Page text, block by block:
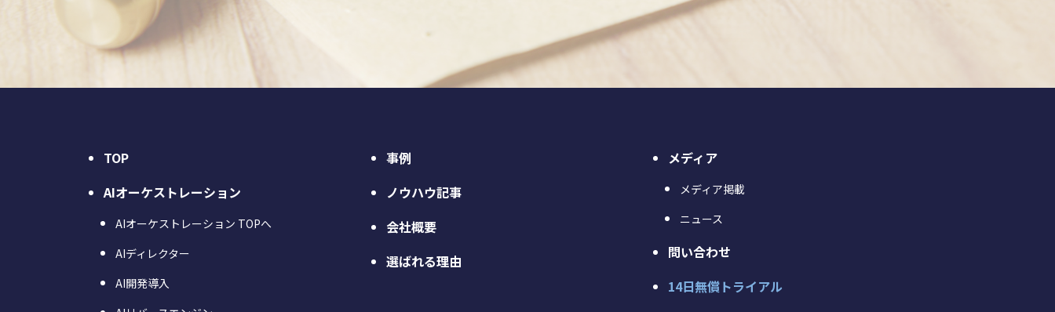
TOP
AIオーケストレーション
AIオーケストレーション TOPへ
AIディレクター
AI開発導入
事例
ノウハウ記事
会社概要
選ばれる理由
メディア
メディア掲載
ニュース
問い合わせ
14日無償トライアル